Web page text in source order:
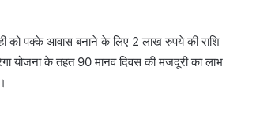
को पक्के आवास बनाने के लिए 2 लाख रुपये की राशि
योजना के तहत 90 मानव दिवस की मजदूरी का लाभ